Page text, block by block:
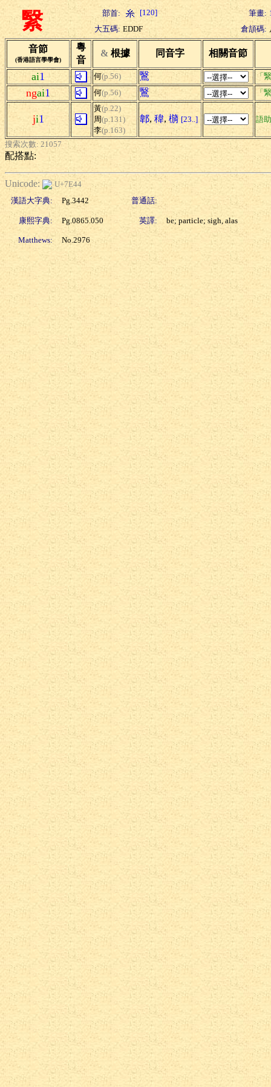
繄 部首: [120] 筆畫:
大五碼: EDDF 倉頡碼:
音節
(香港語言學學會)
粵
音
& 根據 同音字 相關音節
ai1 何(p.56) 鷖 「
ngai1 何(p.56) 鷖 「
ji1
黃(p.22)
周(p.131)
李(p.163)
郼, 稦, 檹 [23..] 語
搜索次數: 21057
配搭點:
Unicode:
U+7E44
漢語大字典:
Pg.3442 普通話:
康熙字典: Pg.0865.050 英譯: be; particle; sigh, alas
Matthews: No.2976